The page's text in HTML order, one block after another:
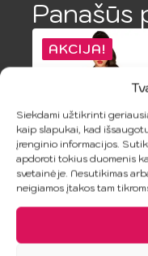
Siekdami užtikrinti
kaip slapukai, kad
įrenginio informacijos.
apdoroti tokius duomenis
svetainėje. Nesutikimas
neigiamos įtakos tam
Panašūs
AKCIJA!
PENTHOUSE
SWEET
PEIGNOIR